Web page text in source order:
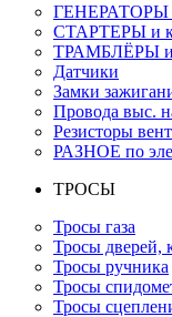
ГЕНЕРАТОРЫ
СТАРТЕРЫ и
ТРАМБЛЁРЫ и
Датчики
Замки
Провода выс.
Резисторы
РАЗНОЕ по
ТРОСЫ
Тросы газа
Тросы дверей,
Тросы ручника
Тросы
Тросы